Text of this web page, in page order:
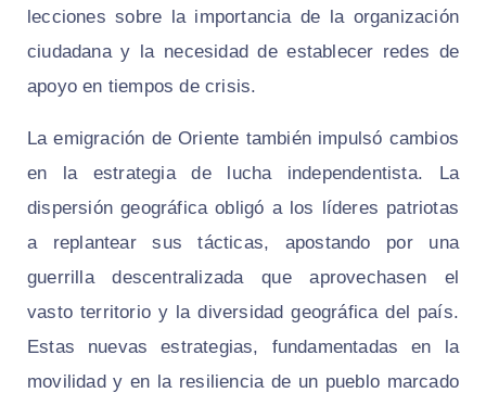
lecciones sobre la importancia de la organización
ciudadana y la necesidad de establecer redes de
apoyo en tiempos de crisis.
La emigración de Oriente también impulsó cambios
en la estrategia de lucha independentista. La
dispersión geográfica obligó a los líderes patriotas
a replantear sus tácticas, apostando por una
guerrilla descentralizada que aprovechasen el
vasto territorio y la diversidad geográfica del país.
Estas nuevas estrategias, fundamentadas en la
movilidad y en la resiliencia de un pueblo marcado